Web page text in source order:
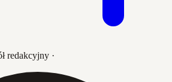
redakcyjny ·